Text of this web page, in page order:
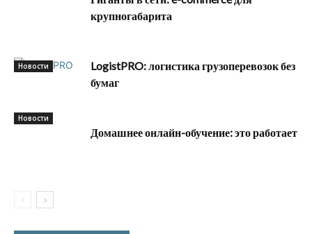
крупногабарита
Новости
LogistPRO: логистика грузоперевозок без
бумаг
Новости
Домашнее онлайн-обучение: это работает